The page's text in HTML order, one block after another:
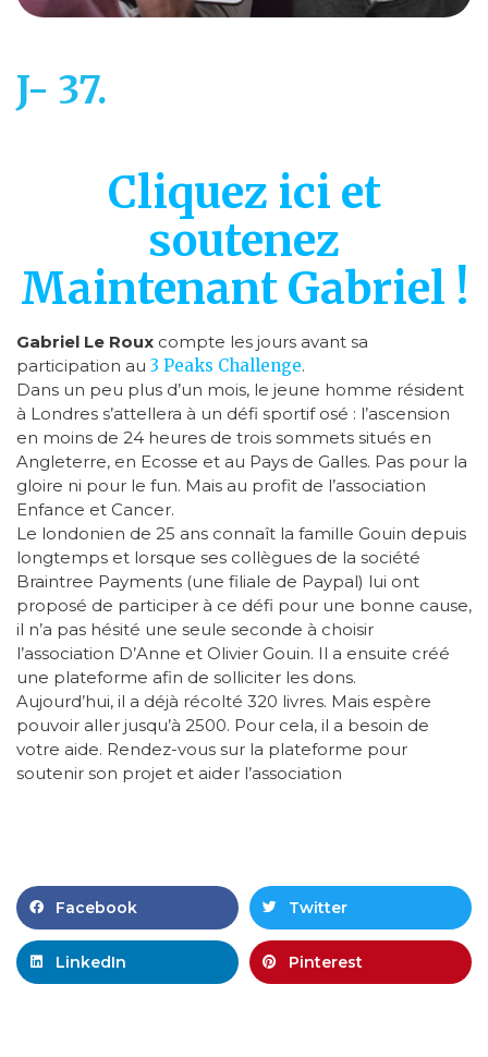
J- 37.
Cliquez ici et
soutenez
Maintenant Gabriel !
Gabriel Le Roux compte les jours avant sa
participation au 3 Peaks Challenge.
Dans un peu plus d’un mois, le jeune homme résident
à Londres s’attellera à un défi sportif osé : l’ascension
en moins de 24 heures de trois sommets situés en
Angleterre, en Ecosse et au Pays de Galles. Pas pour la
gloire ni pour le fun. Mais au profit de l’association
Enfance et Cancer.
Le londonien de 25 ans connaît la famille Gouin depuis
longtemps et lorsque ses collègues de la société
Braintree Payments (une filiale de Paypal) lui ont
proposé de participer à ce défi pour une bonne cause,
il n’a pas hésité une seule seconde à choisir
l’association D’Anne et Olivier Gouin. Il a ensuite créé
une plateforme afin de solliciter les dons.
Aujourd’hui, il a déjà récolté 320 livres. Mais espère
pouvoir aller jusqu’à 2500. Pour cela, il a besoin de
votre aide. Rendez-vous sur la plateforme pour
soutenir son projet et aider l’association
Facebook Twitter
LinkedIn Pinterest